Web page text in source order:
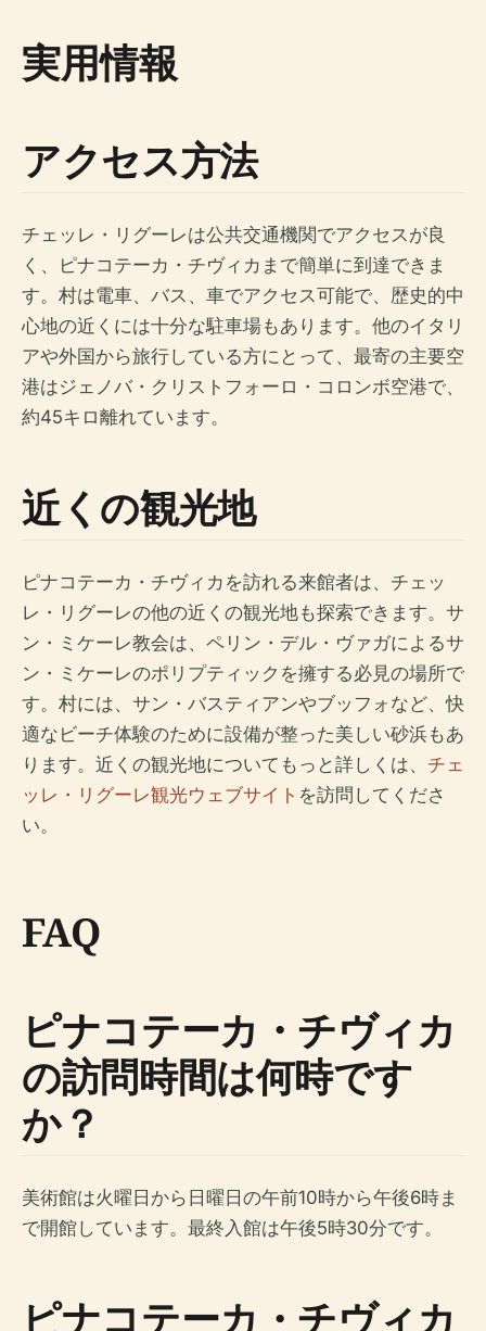
実用情報
アクセス方法
チェッレ・リグーレは公共交通機関でアクセスが良
く、ピナコテーカ・チヴィカまで簡単に到達できま
す。村は電車、バス、車でアクセス可能で、歴史的中
心地の近くには十分な駐車場もあります。他のイタリ
アや外国から旅行している方にとって、最寄の主要空
港はジェノバ・クリストフォーロ・コロンボ空港で、
約45キロ離れています。
近くの観光地
ピナコテーカ・チヴィカを訪れる来館者は、チェッ
レ・リグーレの他の近くの観光地も探索できます。サ
ン・ミケーレ教会は、ペリン・デル・ヴァガによるサ
ン・ミケーレのポリプティックを擁する必見の場所で
す。村には、サン・バスティアンやブッフォなど、快
適なビーチ体験のために設備が整った美しい砂浜もあ
ります。近くの観光地についてもっと詳しくは、 チェ
ッレ・リグーレ観光ウェブサイト を訪問してくださ
い。
FAQ
ピナコテーカ・チヴィカ
の訪問時間は何時です
か？
美術館は火曜日から日曜日の午前10時から午後6時ま
で開館しています。最終入館は午後5時30分です。
ピナコテーカ・チヴィカ